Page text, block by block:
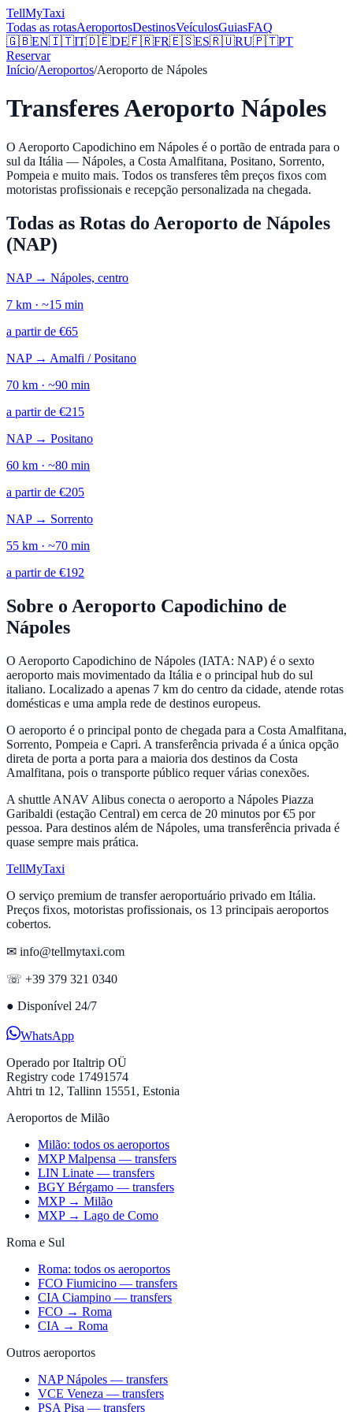
TellMyTaxi
Todas as rotasAeroportosDestinosVeículosGuiasFAQ
🇬🇧EN🇮🇹IT🇩🇪DE🇫🇷FR🇪🇸ES🇷🇺RU🇵🇹PT
Reservar
Início/Aeroportos/Aeroporto de Nápoles
Transferes Aeroporto Nápoles
O Aeroporto Capodichino em Nápoles é o portão de entrada para o
sul da Itália — Nápoles, a Costa Amalfitana, Positano, Sorrento,
Pompeia e muito mais. Todos os transferes têm preços fixos com
motoristas profissionais e recepção personalizada na chegada.
Todas as Rotas do Aeroporto de Nápoles
(NAP)
NAP→ Nápoles, centro
7 km · ~15 min
a partir de €65
NAP→ Amalfi / Positano
70 km · ~90 min
a partir de €215
NAP→ Positano
60 km · ~80 min
a partir de €205
NAP→ Sorrento
55 km · ~70 min
a partir de €192
Sobre o Aeroporto Capodichino de
Nápoles
O Aeroporto Capodichino de Nápoles (IATA: NAP) é o sexto
aeroporto mais movimentado da Itália e o principal hub do sul
italiano. Localizado a apenas 7 km do centro da cidade, atende rotas
domésticas e uma ampla rede de destinos europeus.
O aeroporto é o principal ponto de chegada para a Costa Amalfitana,
Sorrento, Pompeia e Capri. A transferência privada é a única opção
direta de porta a porta para a maioria dos destinos da Costa
Amalfitana, pois o transporte público requer várias conexões.
A shuttle ANAV Alibus conecta o aeroporto a Nápoles Piazza
Garibaldi (estação Central) em cerca de 20 minutos por €5 por
pessoa. Para destinos além de Nápoles, uma transferência privada é
quase sempre mais prática.
TellMyTaxi
O serviço premium de transfer aeroportuário privado em Itália.
Preços fixos, motoristas profissionais, os 13 principais aeroportos
cobertos.
✉ info@tellmytaxi.com
☏ +39 379 321 0340
● Disponível 24/7
WhatsApp
Operado porItaltrip OÜ
Registry code 17491574
Ahtri tn 12, Tallinn 15551, Estonia
Aeroportos de Milão
Milão: todos os aeroportos
MXP Malpensa — transfers
LIN Linate — transfers
BGY Bérgamo — transfers
MXP → Milão
MXP → Lago de Como
Roma e Sul
Roma: todos os aeroportos
FCO Fiumicino — transfers
CIA Ciampino — transfers
FCO → Roma
CIA → Roma
Outros aeroportos
NAP Nápoles — transfers
VCE Veneza — transfers
PSA Pisa — transfers